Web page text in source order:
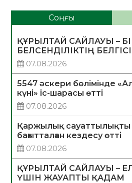
Соңғы
ҚҰРЫЛТАЙ САЙЛАУЫ –
БЕЛСЕНДІЛІКТІҢ БЕЛГІСІ
07.08.2026
5547 әскери бөлімінде
күні» іс-шарасы өтті
07.08.2026
Қаржылық сауаттылықты
бағытталған кездесу өтті
07.08.2026
ҚҰРЫЛТАЙ САЙЛАУЫ –
ҮШІН ЖАУАПТЫ ҚАДАМ